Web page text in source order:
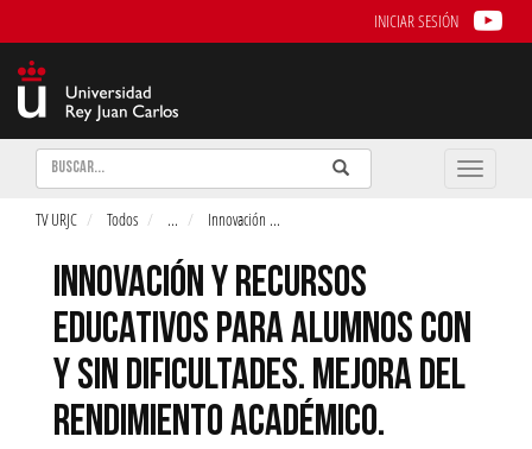
INICIAR SESIÓN
Buscar Enviar
Buscar
Toggle
TV URJC Todos ... Innovación ...
INNOVACIÓN Y RECURSOS
EDUCATIVOS PARA ALUMNOS CON
Y SIN DIFICULTADES. MEJORA DEL
RENDIMIENTO ACADÉMICO.